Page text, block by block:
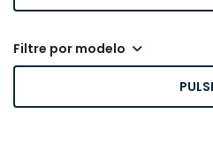
filtre por modelo